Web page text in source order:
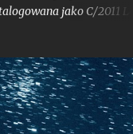
jako C/2011
tekstu nowe
roku). Kliknij jeśli chcesz
ten link, jeśli chcesz